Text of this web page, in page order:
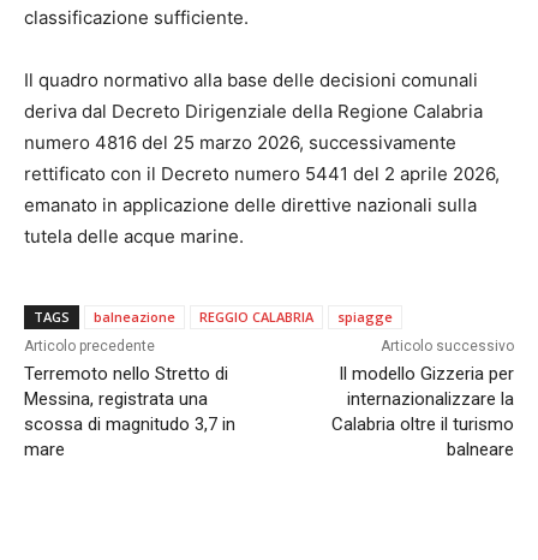
classificazione sufficiente.
Il quadro normativo alla base delle decisioni comunali
deriva dal Decreto Dirigenziale della Regione Calabria
numero 4816 del 25 marzo 2026, successivamente
rettificato con il Decreto numero 5441 del 2 aprile 2026,
emanato in applicazione delle direttive nazionali sulla
tutela delle acque marine.
TAGS balneazione REGGIO CALABRIA spiagge
Articolo precedente
Terremoto nello Stretto di
Messina, registrata una
scossa di magnitudo 3,7 in
mare
Articolo successivo
Il modello Gizzeria per
internazionalizzare la
Calabria oltre il turismo
balneare